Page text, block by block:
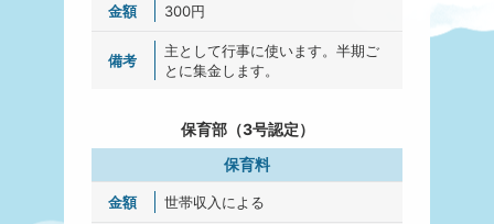
300円
主として行事に使います。半期ご
とに集金します。
保育部（3号認定）
保育料
世帯収入による